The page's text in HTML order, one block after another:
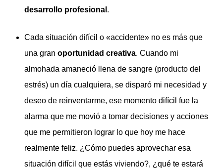
desarrollo profesional .
Cada situación difícil o «accidente» no es más que
una gran oportunidad creativa. Cuando mi
almohada amaneció llena de sangre (producto del
estrés) un día cualquiera, se disparó mi necesidad y
deseo de reinventarme, ese momento difícil fue la
alarma que me movió a tomar decisiones y acciones
que me permitieron lograr lo que hoy me hace
realmente feliz. ¿Cómo puedes aprovechar esa
situación difícil que estás viviendo?, ¿qué te estará